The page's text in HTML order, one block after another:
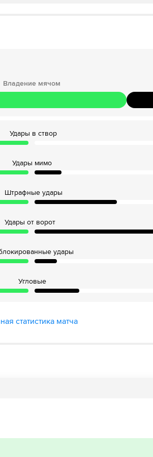
головой, но мимо
вратарь начеку
36´ГОЛ!
ноги!
Эрлинг Холанд из команды Норвегия.
в штрафную площадку соперника
Владение мячом
Удары в створ
Удары мимо
Штрафные удары
Удары от ворот
удары
Угловые
статистика матча